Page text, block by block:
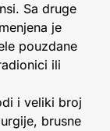
Sa druge
je
pouzdane
ili
i veliki broj
brusne